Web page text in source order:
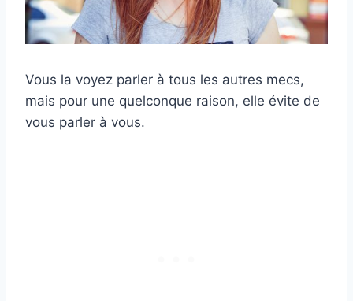
Vous la voyez parler à tous les autres mecs,
mais pour une quelconque raison, elle évite de
vous parler à vous.